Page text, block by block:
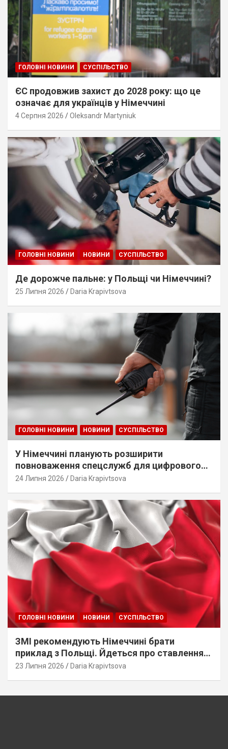
ГОЛОВНІ НОВИНИ СУСПІЛЬСТВО
ЄС продовжив захист до 2028 року: що це
означає для українців у Німеччині
4 Серпня 2026 Oleksandr Martyniuk
ГОЛОВНІ НОВИНИ НОВИНИ СУСПІЛЬСТВО
Де дорожче пальне: у Польщі чи Німеччині?
25 Липня 2026 Daria Krapivtsova
ГОЛОВНІ НОВИНИ НОВИНИ СУСПІЛЬСТВО
У Німеччині планують розширити
повноваження спецслужб для цифрового
стеження
24 Липня 2026 Daria Krapivtsova
ГОЛОВНІ НОВИНИ НОВИНИ СУСПІЛЬСТВО
ЗМІ рекомендують Німеччині брати
приклад з Польщі. Йдеться про ставлення
до українців
23 Липня 2026 Daria Krapivtsova